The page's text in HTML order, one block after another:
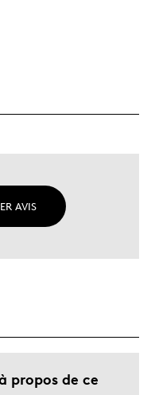
AVIS
propos de ce